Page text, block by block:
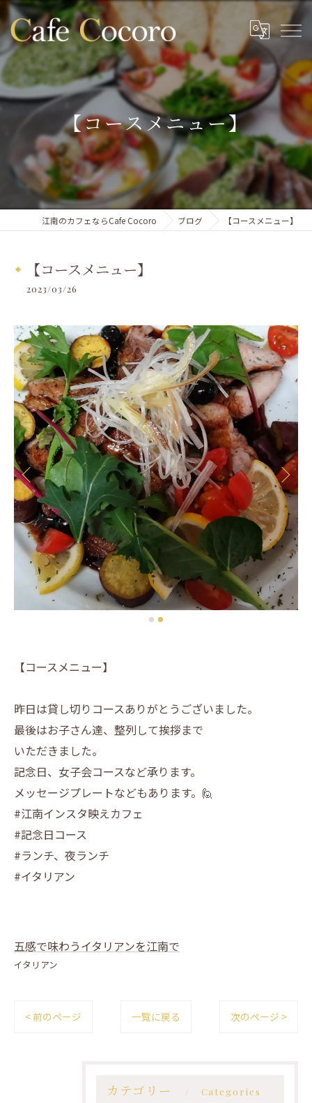
【コースメニュー】
江南のカフェならCafe Cocoro ブログ 【コースメニュー】
【コースメニュー】
2023/03/26
【コースメニュー】
昨日は貸し切りコースありがとうございました。
最後はお子さん達、整列して挨拶まで
いただきました。
記念日、女子会コースなど承ります。
メッセージプレートなどもあります。🙋
#江南インスタ映えカフェ
#記念日コース
#ランチ、夜ランチ
#イタリアン
五感で味わうイタリアンを江南で
イタリアン
< 前のページ 一覧に戻る 次のページ >
カテゴリー Categories